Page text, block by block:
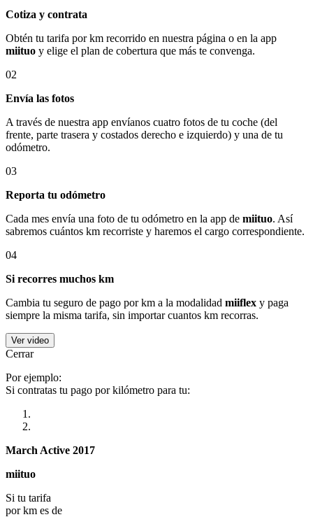
Cotiza y contrata
Obtén tu tarifa por km recorrido en nuestra página o en la app
miituo y elige el plan de cobertura que más te convenga.
02
Envía las fotos
A través de nuestra app envíanos cuatro fotos de tu coche (del
frente, parte trasera y costados derecho e izquierdo) y una de tu
odómetro.
03
Reporta tu odómetro
Cada mes envía una foto de tu odómetro en la app de miituo. Así
sabremos cuántos km recorriste y haremos el cargo correspondiente.
04
Si recorres muchos km
Cambia tu seguro de pago por km a la modalidad miiflex y paga
siempre la misma tarifa, sin importar cuantos km recorras.
Ver video
Cerrar
Por ejemplo:
Si contratas tu pago por kilómetro para tu:
March Active 2017
miituo
Si tu tarifa
por km es de